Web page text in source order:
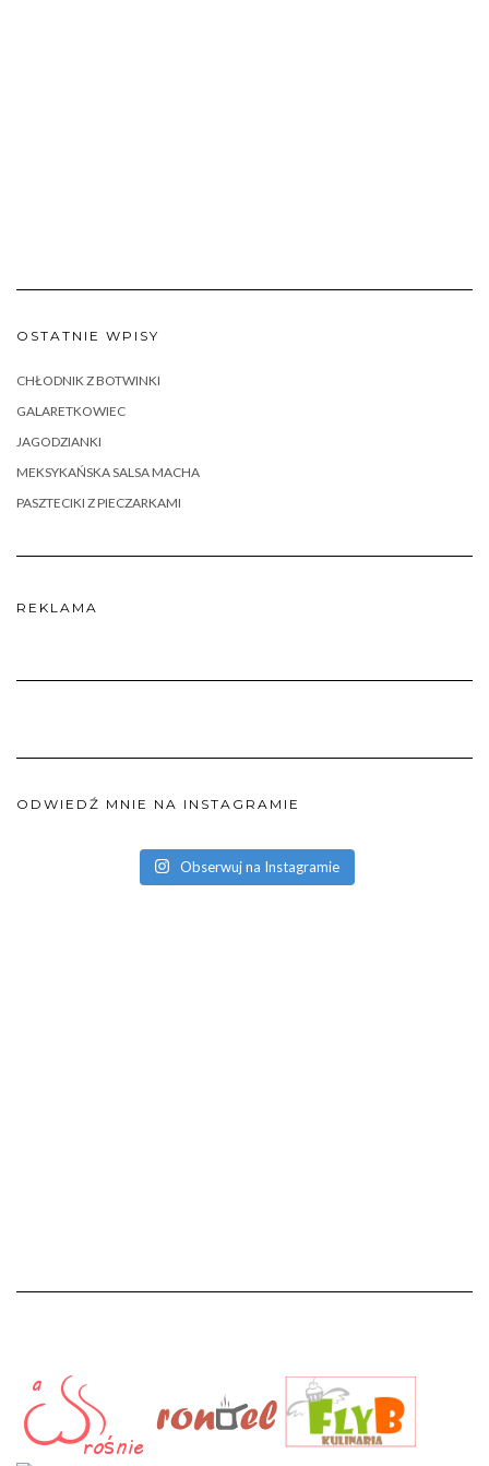
OSTATNIE WPISY
CHŁODNIK Z BOTWINKI
GALARETKOWIEC
JAGODZIANKI
MEKSYKAŃSKA SALSA MACHA
PASZTECIKI Z PIECZARKAMI
REKLAMA
ODWIEDŹ MNIE NA INSTAGRAMIE
Obserwuj na Instagramie